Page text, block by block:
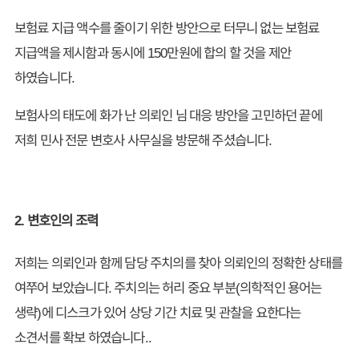
보험료 지급 액수를 줄이기 위한 방안으로 터무니 없는 보험료
지급액을 제시함과 동시에 150만원에 합의 할 것을 제안
하였습니다.
보험사의 태도에 화가 난 의뢰인 님 대응 방안을 고민하던 끝에
저희 민사 전문 변호사 사무실을 방문해 주셨습니다.
2. 변호인의 조력
저희는 의뢰인과 함께 담당 주치의를 찾아 의뢰인의 정확한 상태를
여쭈어 보았습니다. 주치의는 허리 중요 부분(의학적인 용어는
생략)에 디스크가 있어 상당 기간 치료 및 관찰을 요한다는
소견서를 확보 하였습니다..